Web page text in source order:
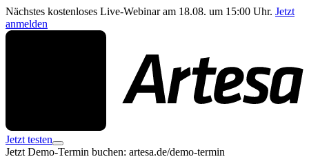
Nächstes kostenloses Live-Webinar am 18.08. um 15:00 Uhr. Jetzt
anmelden
Jetzt testen
Jetzt Demo-Termin buchen: artesa.de/demo-termin